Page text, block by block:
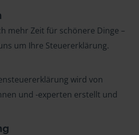
mehr Zeit für schönere Dinge –
um Ihre Steuererklärung.
wird von
und -experten erstellt und